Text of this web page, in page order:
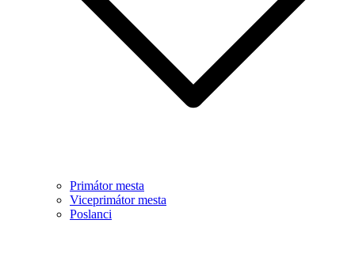
Primátor mesta
Viceprimátor mesta
Poslanci